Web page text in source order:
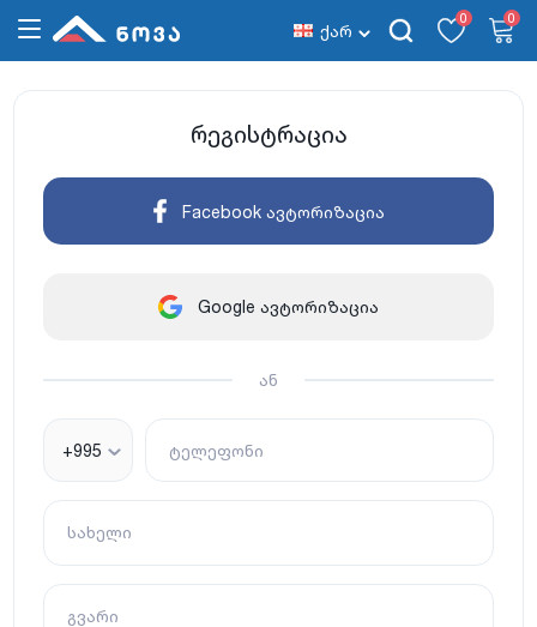
ქარ
0 0
რეგისტრაცია
Facebook ავტორიზაცია
Google ავტორიზაცია
ან
+995 ტელეფონი
სახელი
გვარი